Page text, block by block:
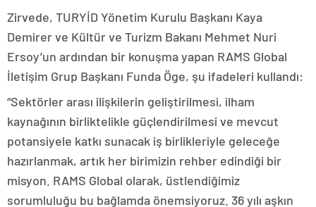
Zirvede, TURYİD Yönetim Kurulu Başkanı Kaya
Demirer ve Kültür ve Turizm Bakanı Mehmet Nuri
Ersoy’un ardından bir konuşma yapan RAMS Global
İletişim Grup Başkanı Funda Öge, şu ifadeleri kullandı:
“Sektörler arası ilişkilerin geliştirilmesi, ilham
kaynağının birliktelikle güçlendirilmesi ve mevcut
potansiyele katkı sunacak iş birlikleriyle geleceğe
hazırlanmak, artık her birimizin rehber edindiği bir
misyon. RAMS Global olarak, üstlendiğimiz
sorumluluğu bu bağlamda önemsiyoruz. 36 yılı aşkın